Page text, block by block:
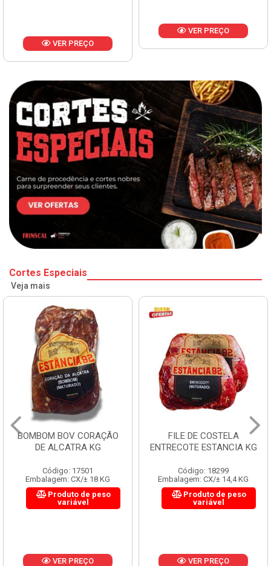
VER PREÇO
VER PREÇO
Cortes Especiais
Veja mais
BOMBOM BOV CORAÇÃO
DE ALCATRA KG
Código: 17501
Embalagem: CX/± 18 KG
Produto de peso
variável
VER PREÇO
FILE DE COSTELA
ENTRECOTE ESTANCIA KG
Código: 18299
Embalagem: CX/± 14,4 KG
Produto de peso
variável
VER PREÇO